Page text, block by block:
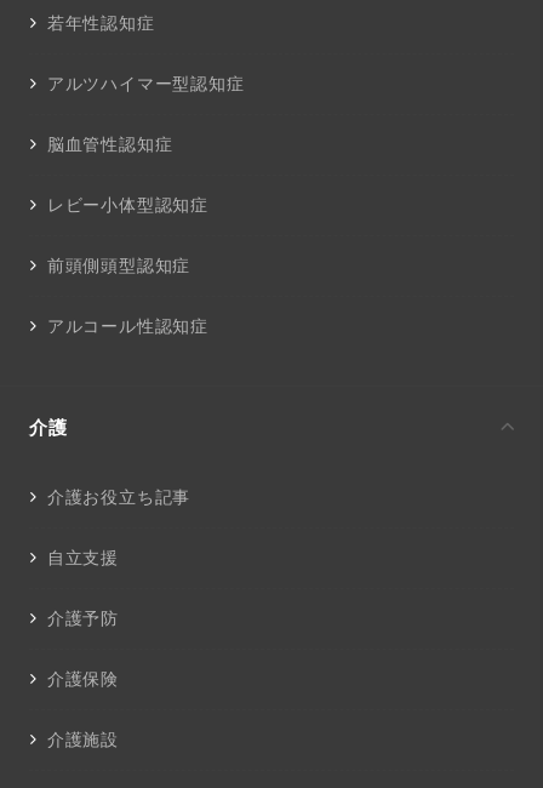
若年性認知症
アルツハイマー型認知症
脳血管性認知症
レビー小体型認知症
前頭側頭型認知症
アルコール性認知症
介護
介護お役立ち記事
自立支援
介護予防
介護保険
介護施設